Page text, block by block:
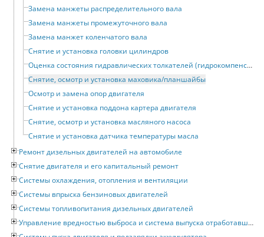
Замена манжеты распределительного вала
Замена манжеты промежуточного вала
Замена манжет коленчатого вала
Снятие и установка головки цилиндров
Оценка состояния гидравлических толкателей (гидрокомпенсаторов)
Снятие, осмотр и установка маховика/планшайбы
Осмотр и замена опор двигателя
Снятие и установка поддона картера двигателя
Снятие, осмотр и установка масляного насоса
Снятие и установка датчика температуры масла
Ремонт дизельных двигателей на автомобиле
Снятие двигателя и его капитальный ремонт
Системы охлаждения, отопления и вентиляции
Системы впрыска бензиновых двигателей
Системы топливопитания дизельных двигателей
Управление вредностью выброса и система выпуска отработавших газов